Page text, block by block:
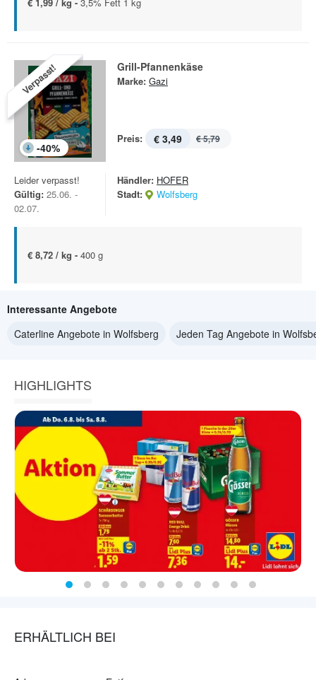
Verpasst!
-40%
Grill-Pfannenkäse
Marke: Gazi
Preis: € 3,49 € 5,79
Leider verpasst!
Gültig: 25.06. -
02.07.
Händler: HOFER
Stadt:
Wolfsberg
€ 8,72 / kg - 400 g
Interessante Angebote
Caterline Angebote in Wolfsberg
Jeden Tag Angebote in
HIGHLIGHTS
ERHÄLTLICH BEI